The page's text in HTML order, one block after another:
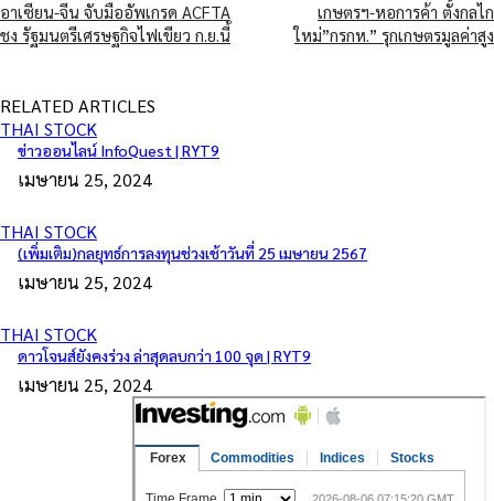
อาเซียน-จีน จับมืออัพเกรด ACFTA
ชง รัฐมนตรีเศรษฐกิจไฟเขียว ก.ย.นี้
เกษตรฯ-หอการค้า ตั้งกลไก
ใหม่”กรกห.” รุกเกษตรมูลค่าสูง
RELATED ARTICLES
THAI STOCK
ข่าวออนไลน์ InfoQuest | RYT9
เมษายน 25, 2024
THAI STOCK
(เพิ่มเติม)กลยุทธ์การลงทุนช่วงเช้าวันที่ 25 เมษายน 2567
เมษายน 25, 2024
THAI STOCK
ดาวโจนส์ยังคงร่วง ล่าสุดลบกว่า 100 จุด | RYT9
เมษายน 25, 2024